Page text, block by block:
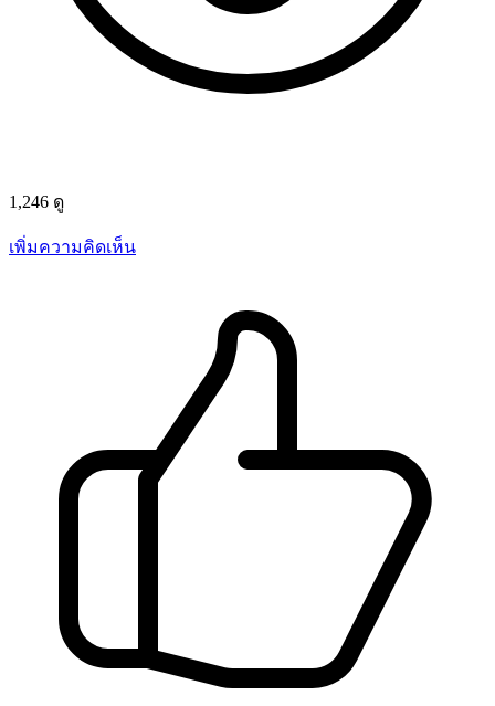
1,246 ดู
เพิ่มความคิดเห็น